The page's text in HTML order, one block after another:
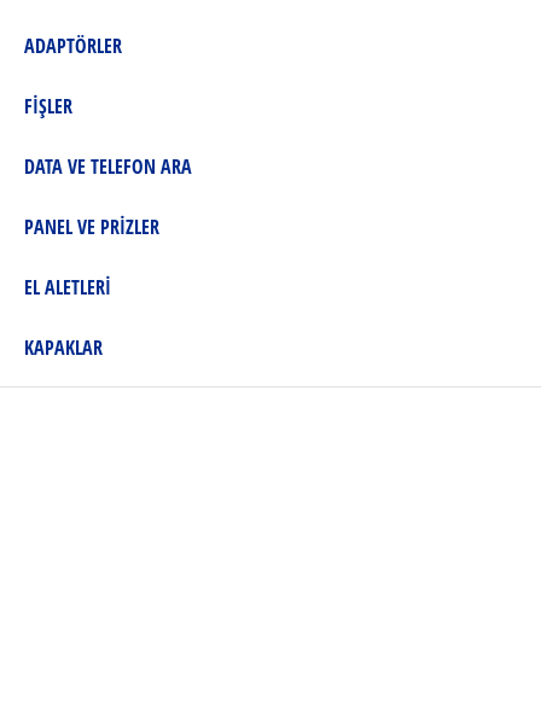
ADAPTÖRLER
FİŞLER
DATA VE TELEFON ARA
PANEL VE PRİZLER
EL ALETLERİ
KAPAKLAR